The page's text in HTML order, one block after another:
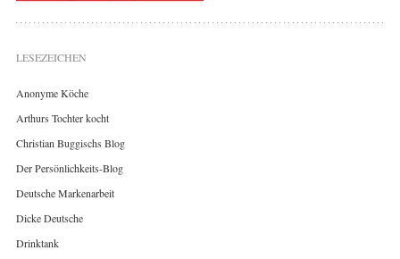
LESEZEICHEN
Anonyme Köche
Arthurs Tochter kocht
Christian Buggischs Blog
Der Persönlichkeits-Blog
Deutsche Markenarbeit
Dicke Deutsche
Drinktank